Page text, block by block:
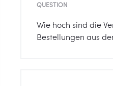
QUESTION
Wie hoch sind die
Bestellungen aus